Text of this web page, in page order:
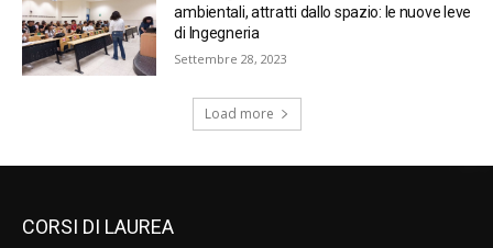
ambientali, attratti dallo spazio: le nuove leve
di Ingegneria
Settembre 28, 2023
Load more
CORSI DI LAUREA